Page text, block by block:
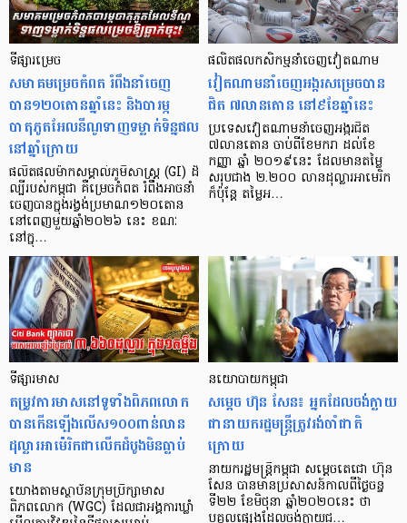
ទីផ្សារម្រេច
សមាគមម្រេចកំពត រំពឹងនាំចេញ
បាន១២០តោនឆ្នាំនេះ និងបារម្ភ
បាតុភូតអែលនីណូទាញទម្លាក់ទិន្នផល
នៅឆ្នាំក្រោយ
ផលិតផលម៉ាកសម្គាល់ភូមិសាស្ត្រ (GI) ដ៏
ល្បីរបស់កម្ពុជា គឺម្រេចកំពត រំពឹងអាចនាំ
ចេញបានក្នុងរង្វង់ប្រមាណ១២០តោន
នៅពេញមួយឆ្នាំ២០២៦ នេះ ខណៈ
នៅក្នុ…
ផលិតផល​កសិកម្ម​នាំចេញ​វៀតណាម
វៀតណាមនាំចេញអង្ករសម្រេចបាន
ជិត ៧លានតោន នៅ៩ខែឆ្នាំនេះ
ប្រទេសវៀតណាមនាំចេញអង្ករជិត
៧លានតោន ចាប់ពីខែមករា ដល់ខែ
កញ្ញា ឆ្នាំ ២០១៩នេះ ដែលមានតម្លៃ
សរុបជាង ២.២០០ លានដុល្លារអាមេរិក
ក៏ប៉ុន្តែ តម្លៃអ…
ទីផ្សារមាស
តម្រូវការមាសនៅទូទាំងពិភពលោក
បានកើនឡើងលើស១០០ពាន់លាន
ដុល្លារអាម៉េរិកជាលើកដំបូងមិនធ្លាប់
មាន
យោងតាមស្ថាប័នក្រុមប្រឹក្សាមាស
ពិភពលោក (WGC) ដែលជាអង្គការឃ្លាំ
នយោបាយ​កម្ពុជា
សម្តេច ហ៊ុន សែន៖ អ្នក​ដែល​ចង់​ក្លាយ​
ជា​នាយករដ្ឋមន្រ្តី​ត្រូវ​រង់ចាំ​ជាតិ​
ក្រោយ
នាយករដ្ឋមន្រ្តី​កម្ពុជា សម្តេច​តេជោ ហ៊ុន
សែន បាន​មាន​ប្រសាសន៍​កាលពី​ថ្ងៃ​ចន្ទ
ទី២២ ខែមិថុនា ឆ្នាំ២០២០​នេះ ថា
បុគ្គល​ផ្សេង​ដែល​ចង់ក្លាយ​ជ…